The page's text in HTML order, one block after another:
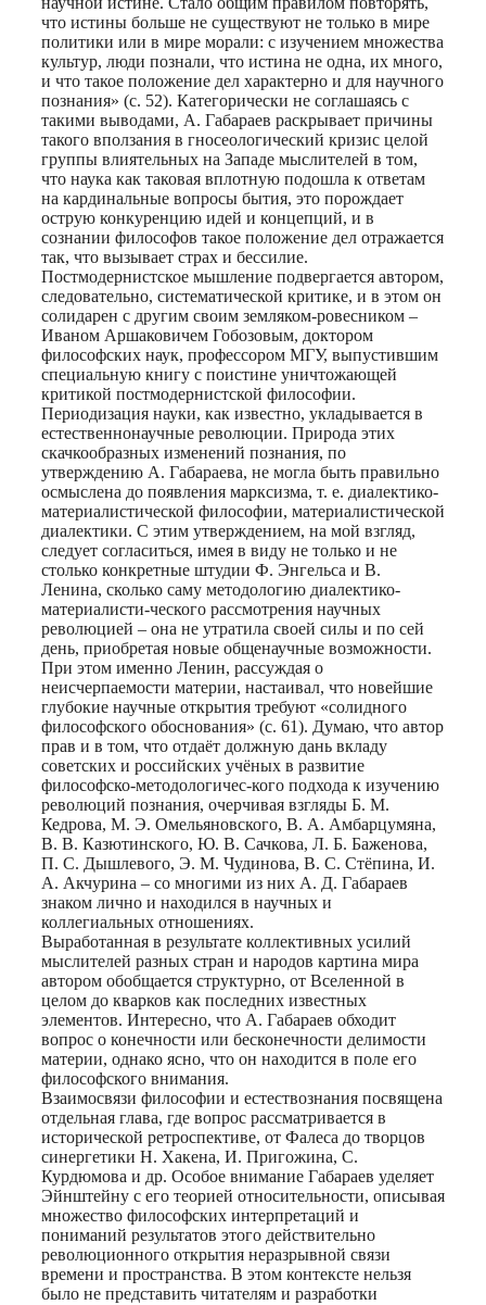
что истины больше не существуют не только в мире
политики или в мире морали: с изучением множества
культур, люди познали, что истина не одна, их много,
и что такое положение дел характерно и для научного
познания» (с. 52). Категорически не соглашаясь с
такими выводами, А. Габараев раскрывает причины
такого вползания в гносеологический кризис целой
группы влиятельных на Западе мыслителей в том,
что наука как таковая вплотную подошла к ответам
на кардинальные вопросы бытия, это порождает
острую конкуренцию идей и концепций, и в
сознании философов такое положение дел отражается
так, что вызывает страх и бессилие.
Постмодернистское мышление подвергается автором,
следовательно, систематической критике, и в этом он
солидарен с другим своим земляком-ровесником –
Иваном Аршаковичем Гобозовым, доктором
философских наук, профессором МГУ, выпустившим
специальную книгу с поистине уничтожающей
критикой постмодернистской философии.
Периодизация науки, как известно, укладывается в
естественнонаучные революции. Природа этих
скачкообразных изменений познания, по
утверждению А. Габараева, не могла быть правильно
осмыслена до появления марксизма, т. е. диалектико-
материалистической философии, материалистической
диалектики. С этим утверждением, на мой взгляд,
следует согласиться, имея в виду не только и не
столько конкретные штудии Ф. Энгельса и В.
Ленина, сколько саму методологию диалектико-
материалисти-ческого рассмотрения научных
революцией – она не утратила своей силы и по сей
день, приобретая новые общенаучные возможности.
При этом именно Ленин, рассуждая о
неисчерпаемости материи, настаивал, что новейшие
глубокие научные открытия требуют «солидного
философского обоснования» (с. 61). Думаю, что автор
прав и в том, что отдаёт должную дань вкладу
советских и российских учёных в развитие
философско-методологичес-кого подхода к изучению
революций познания, очерчивая взгляды Б. М.
Кедрова, М. Э. Омельяновского, В. А. Амбарцумяна,
В. В. Казютинского, Ю. В. Сачкова, Л. Б. Баженова,
П. С. Дышлевого, Э. М. Чудинова, В. С. Стёпина, И.
А. Акчурина – со многими из них А. Д. Габараев
знаком лично и находился в научных и
коллегиальных отношениях.
Выработанная в результате коллективных усилий
мыслителей разных стран и народов картина мира
автором обобщается структурно, от Вселенной в
целом до кварков как последних известных
элементов. Интересно, что А. Габараев обходит
вопрос о конечности или бесконечности делимости
материи, однако ясно, что он находится в поле его
философского внимания.
Взаимосвязи философии и естествознания посвящена
отдельная глава, где вопрос рассматривается в
исторической ретроспективе, от Фалеса до творцов
синергетики Н. Хакена, И. Пригожина, С.
Курдюмова и др. Особое внимание Габараев уделяет
Эйнштейну с его теорией относительности, описывая
множество философских интерпретаций и
пониманий результатов этого действительно
революционного открытия неразрывной связи
времени и пространства. В этом контексте нельзя
было не представить читателям и разработки